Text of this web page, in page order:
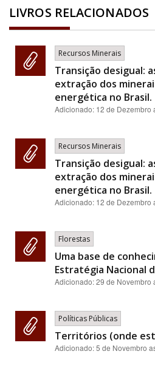
LIVROS RELACIONADOS
Recursos Minerais
Transição desigual:
extração dos
energética no Brasil.
Adicionado: 12 de Dezembro
Recursos Minerais
Transição desigual:
extração dos
energética no Brasil.
Adicionado: 12 de Dezembro
Florestas
Uma base de
Estratégia Nacional
Adicionado:29 de Novembro
Políticas Públicas
Territórios (onde
Adicionado:5 de Novembro